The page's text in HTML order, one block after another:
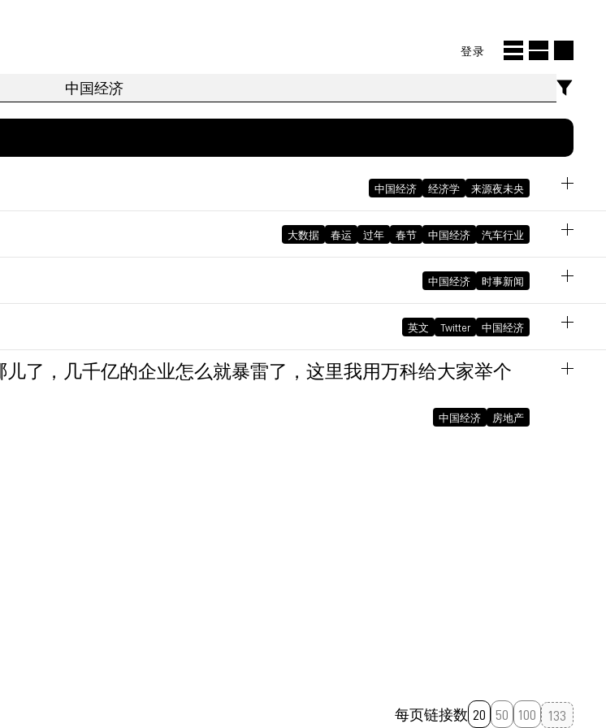
登录
中国经济 经济学 来源夜未央
大数据 春运 过年 春节 中国经济 汽车行业
February 18, 2024 03:30:27 PM GMT+08:00
中国经济 时事新闻
比较大的省份的城投度过难关，是有
August 23, 2023 10:52:21 AM GMT+08:00
英文 Twitter 中国经济
the scenes) and possibly a
了，几千亿的企业怎么就暴雷了，这里我用万科给大家举个
中国经济 房地产
每页链接数 20 50 100